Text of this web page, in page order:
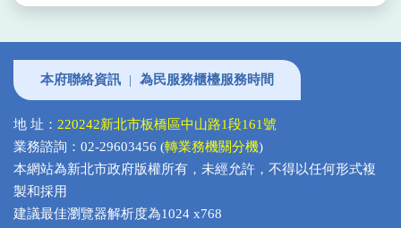
本府聯絡資訊 | 為民服務櫃檯服務時間
地 址： 220242新北市板橋區中山路1段161號
業務諮詢：02-29603456 (轉業務機關分機)
本網站為新北市政府版權所有，未經允許，不得以任何形式複
製和採用
建議最佳瀏覽器解析度為1024 x768